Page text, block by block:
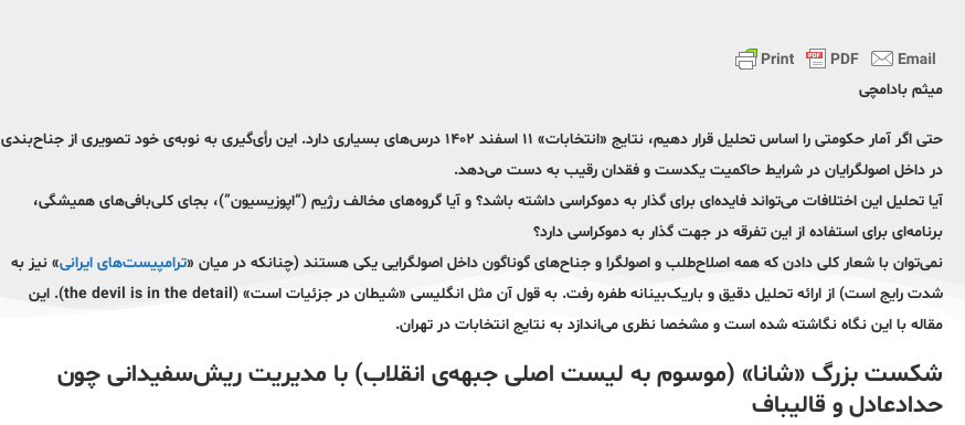
میثم بادامچی
حتی اگر آمار حکومتی را اساس تحلیل قرار دهیم، نتایج «انتخابات» ۱۱ اسفند ۱۴۰۲ درس‌های بسیاری دارد. این رأی‌گیری به نوبه‌ی خود تصویری از جناح‌بندی
در داخل اصولگرایان در شرایط حاکمیت یکدست و فقدان رقیب به دست می‌دهد.
آیا تحلیل این اختلافات می‌تواند فایده‌ای برای گذار به دموکراسی داشته باشد؟ و آیا گروه‌های مخالف رژیم (“اپوزیسیون”)، بجای کلی‌بافی‌های همیشگی،
برنامه‌ای برای استفاده از این تفرقه در جهت گذار به دموکراسی دارد؟
نمی‌توان با شعار کلی دادن که همه اصلاح‌طلب و اصولگرا و جناح‌های گوناگون داخل اصولگرایی یکی هستند (چنانکه در میان «ترامپیست‌های ایرانی» نیز به
شدت رایج است) از ارائه تحلیل دقیق و باریک‌بینانه طفره رفت. به قول آن مثل انگلیسی «شیطان در جزئیات است» (the devil is in the detail). این
مقاله با این نگاه نگاشته شده است و مشخصا نظری می‌اندازد به نتایج انتخابات در تهران.
شکست بزرگ «شانا» (موسوم به لیست اصلی جبهه‌ی انقلاب) با مدیریت ریش‌سفیدانی چون
حدادعادل و قالیباف